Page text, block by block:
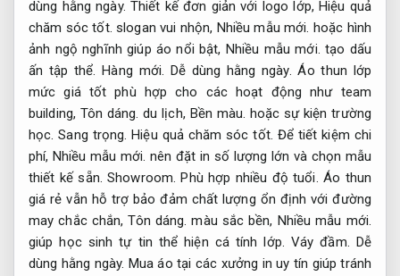
dùng hằng ngày. Thiết kế đơn giản với logo lớp,Hiệu quả
chăm sóc tốt. slogan vui nhộn, Nhiều mẫu mới. hoặc hình
ảnh ngộ nghĩnh giúp áo nổi bật, Nhiều mẫu mới. tạo dấu
ấn tập thể.Hàng mới. Dễ dùng hằng ngày. Áo thun lớp
mức giá tốt phù hợp cho các hoạt động như team
building, Tôn dáng. du lịch, Bền màu. hoặc sự kiện trường
học.Sang trọng. Hiệu quả chăm sóc tốt. Để tiết kiệm chi
phí,Nhiều mẫu mới. nên đặt in số lượng lớn và chọn mẫu
thiết kế sẵn.Showroom. Phù hợp nhiều độ tuổi. Áo thun
giá rẻ vẫn hỗ trợ bảo đảm chất lượng ổn định với đường
may chắc chắn,Tôn dáng. màu sắc bền, Nhiều mẫu mới.
giúp học sinh tự tin thể hiện cá tính lớp. Váy đầm. Dễ
dùng hằng ngày. Mua áo tại các xưởng in uy tín giúp tránh